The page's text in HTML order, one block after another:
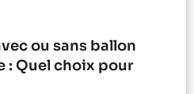
ou sans ballon
: Quel choix pour